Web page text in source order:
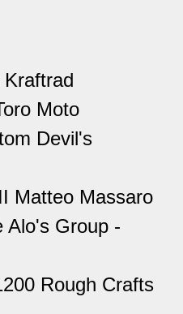
Moto
Devil's
Matteo Massaro
Alo's Group -
Rough Crafts